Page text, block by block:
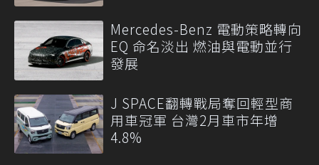
Mercedes-Benz 電動策略轉向
EQ 命名淡出 燃油與電動並行
發展
J SPACE翻轉戰局奪回輕型商
用車冠軍 台灣2月車市年增
4.8%